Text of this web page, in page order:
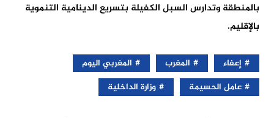
بالمنطقة وتدارس السبل الكفيلة بتسريع الدينامية التنموية
بالإقليم.
إعفاء المغرب
المغربي اليوم
عامل الحسيمة
وزارة الداخلية